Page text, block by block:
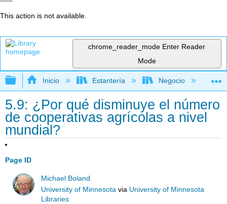
This action is not available.
chrome_reader_mode Enter Reader
Mode
Expandir/contraer jerarquía global
Inicio Estantería Negocio
5.9: ¿Por qué disminuye el número
de cooperativas agrícolas a nivel
mundial?
Page ID
Michael Boland
University of Minnesota via University of Minnesota
Libraries